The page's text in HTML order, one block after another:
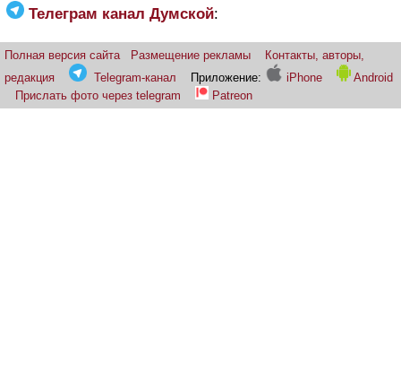
Телеграм канал Думской:
Полная версия сайта Размещение рекламы
Контакты, авторы,
редакция
Telegram-канал Приложение: iPhone
Android
Прислать фото через telegram
Patreon